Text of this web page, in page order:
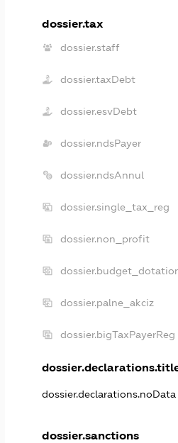
dossier.tax
dossier.staff
dossier.taxDebt
dossier.esvDebt
dossier.ndsPayer
dossier.ndsAnnul
dossier.single_tax_reg
dossier.non_profit
dossier.palne_akciz
dossier.bigTaxPayerReg
dossier.declarations.noData
dossier.sanctions